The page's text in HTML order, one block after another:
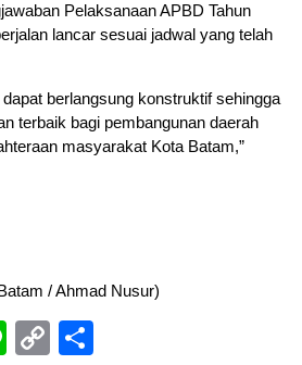
Pelaksanaan APBD Tahun
lancar sesuai jadwal yang telah
berlangsung konstruktif sehingga
terbaik bagi pembangunan daerah
masyarakat Kota Batam,”
/ Ahmad Nusur)
LineCopy